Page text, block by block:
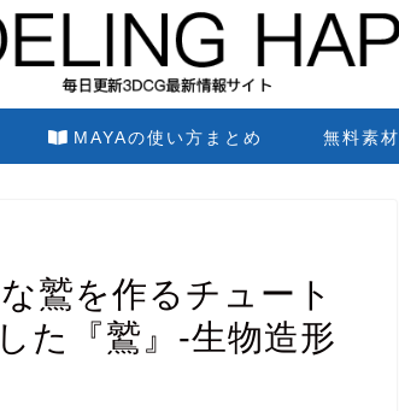
MAYAの使い方まとめ 無料素材
鷲を作るチュート
た『鷲』-生物造形